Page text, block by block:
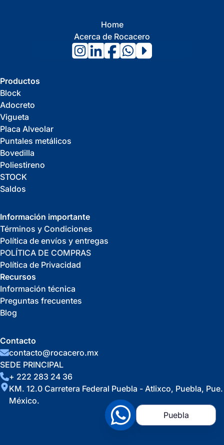
Puebla
Home
Acerca de Rocacero
Productos
Block
Adocreto
Vigueta
Placa Alveolar
Puntales metálicos
Bovedilla
Poliestireno
STOCK
Saldos
Información importante
Términos y Condiciones
Política de envíos y entregas
POLÍTICA DE COMPRAS
Política de Privacidad
Recursos
Información técnica
Preguntas frecuentes
Blog
Contacto
contacto@rocacero.mx
SEDE PRINCIPAL
+ 222 283 24 36
KM. 12.0 Carretera Federal Puebla - Atlixco, Puebla, Pue.
México.